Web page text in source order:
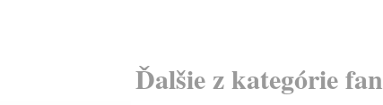
Ďalšie z kategórie